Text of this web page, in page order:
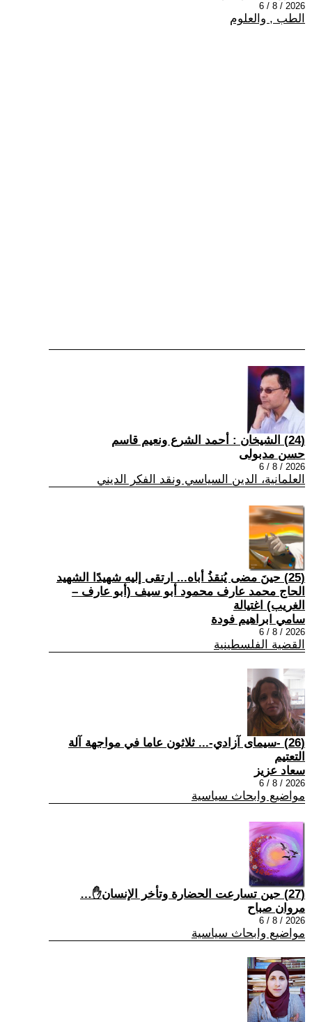
2026 / 8 / 6
الطب , والعلوم
(24) الشيخان : أحمد الشرع ونعيم قاسم
حسن مدبولى
2026 / 8 / 6
العلمانية، الدين السياسي ونقد الفكر الديني
(25) حينَ مضى يُنقذُ أباه... ارتقى إليه شهيدًا الشهيد
الحاج محمد عارف محمود أبو سيف (أبو عارف –
الغريب) اغتيالة
سامي ابراهيم فودة
2026 / 8 / 6
القضية الفلسطينية
(26) -سيمای آزادي-... ثلاثون عاما في مواجهة آلة
التعتيم
سعاد عزيز
2026 / 8 / 6
مواضيع وابحاث سياسية
(27) حين تسارعت الحضارة وتأخر الإنسان✋…
مروان صباح
2026 / 8 / 6
مواضيع وابحاث سياسية